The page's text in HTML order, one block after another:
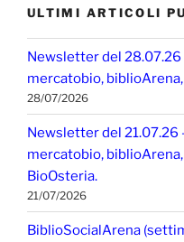
ULTIMI ARTICOLI
Newsletter del 28.07.26
mercatobio,
28/07/2026
Newsletter del 21.07.26
mercatobio,
BioOsteria.
21/07/2026
BiblioSocialArena